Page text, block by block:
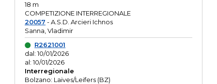
18 m
COMPETIZIONE INTERREGIONALE
20057 - A.S.D. Arcieri Ichnos
Sanna, Vladimir
R2621001
dal: 10/01/2026
al: 10/01/2026
Interregionale
Bolzano: Laives/Leifers (BZ)